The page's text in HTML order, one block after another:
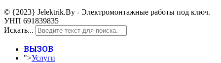
© {2023} Jelektrik.By - Электромонтажные работы под ключ.
УНП 691839835
Искать...
ВЫЗОВ
">Услуги